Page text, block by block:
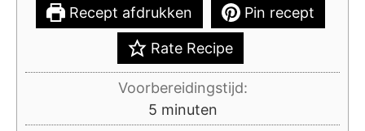
Recept afdrukken Pin recept
Rate Recipe
Voorbereidingstijd:
5minuten
minuten